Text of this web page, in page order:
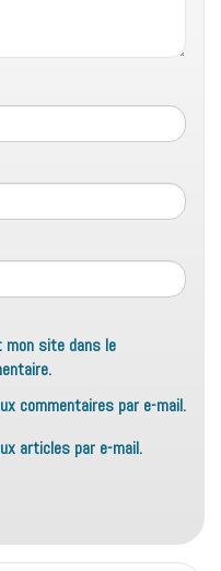
mon site dans le
commentaires par e-mail.
articles par e-mail.